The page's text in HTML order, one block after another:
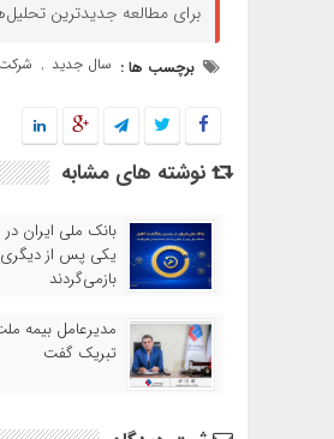
برای مطالعه جدیدترین
برچسب ها : سال جدید ,
نوشته های مشابه
بانک ملی ایران
یکی پس از
بازمی‌گردند
مدیرعامل بیمه
تبریک گفت